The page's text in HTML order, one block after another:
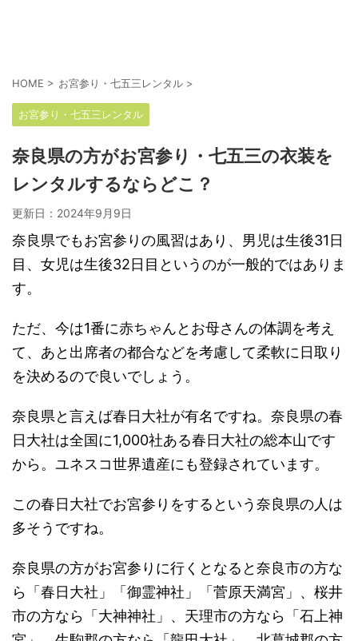
HOME > お宮参り・七五三レンタル >
お宮参り・七五三レンタル
奈良県の方がお宮参り・七五三の衣装を
レンタルするならどこ？
更新日： 2024年9月9日
奈良県でもお宮参りの風習はあり、男児は生後31日
目、女児は生後32日目というのが一般的ではありま
す。
ただ、今は1番に赤ちゃんとお母さんの体調を考え
て、あと出席者の都合などを考慮して柔軟に日取り
を決めるので良いでしょう。
奈良県と言えば春日大社が有名ですね。奈良県の春
日大社は全国に1,000社ある春日大社の総本山です
から。ユネスコ世界遺産にも登録されています。
この春日大社でお宮参りをするという奈良県の人は
多そうですね。
奈良県の方がお宮参りに行くとなると奈良市の方な
ら「春日大社」「御霊神社」「菅原天満宮」、桜井
市の方なら「大神神社」、天理市の方なら「石上神